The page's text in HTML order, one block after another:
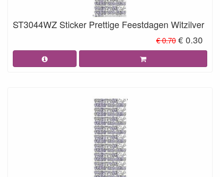
ST3044WZ Sticker Prettige Feestdagen Witzilver
€ 0.70 € 0.30